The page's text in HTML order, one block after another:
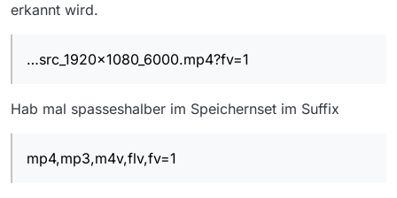
erkannt wird.
…src_1920x1080_6000.mp4?fv=1
Hab mal spasseshalber im Speichernset im Suffix
mp4,mp3,m4v,flv,fv=1